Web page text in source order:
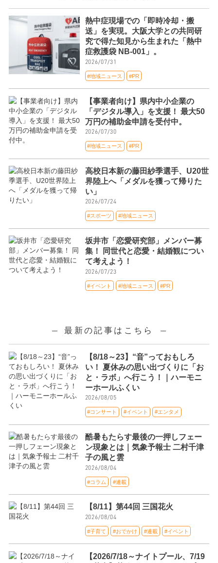
熱中症現場での「即時冷却・搬
送」を実現。大阪大学との共同研
究で得た知見から生まれた「熱中
症救護袋 NB-001」。
2026/07/31
#地域ニュース #PR
【事業者向け】県内中小企業の
「デジタル導入」を支援！ 最大50
万円の補助金申請を受付中。
2026/07/30
#地域ニュース #PR
高校日本新の藤田紗季選手、U20世
界陸上へ「メダルを獲って帰りた
い」
2026/07/24
#スポーツ #地域ニュース
坂井市「恋愛研究部」メンバー募
集！ 同世代と恋愛・結婚観につい
て考えよう！
2026/07/23
#イベント #地域ニュース #PR
最新の記事はこちら
【8/18～23】“音”っておもしろ
い！ 夏休みの思い出づくりに「お
と・ラボ」へ行こう！｜ハーモニ
ーホールふくい
2026/08/05
#コンサート #イベント #エンタメ
酷暑もたらす最後の一押しフェー
ン現象とは｜気象予報士 二村千津
子の風と雲
2026/08/04
#コラム #連載
【8/11】第44回 三国花火
2026/08/04
#子育て #おでかけ #連載 #イベント
【2026/7/18～ナイトプール、7/19